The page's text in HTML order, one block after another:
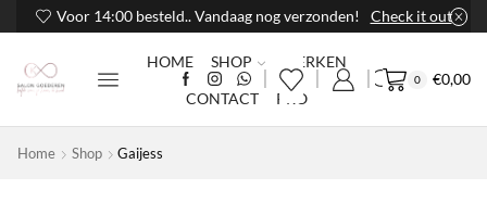
Voor 14:00 besteld.. Vandaag nog verzonden! Check it out
HOME SHOP
MERKEN
CONTACT
PRO
0 €0,00
Home Shop Gaijess